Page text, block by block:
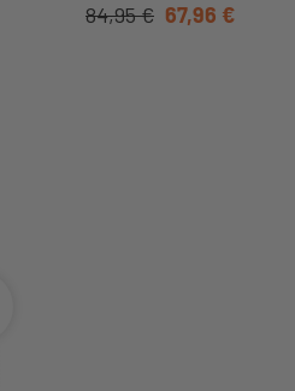
84,95 € 67,96 €